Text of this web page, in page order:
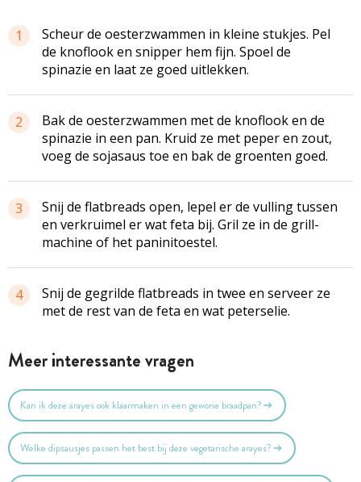
1
Scheur de oesterzwammen in kleine stukjes. Pel
de knoflook en snipper hem fijn. Spoel de
spinazie en laat ze goed uitlekken.
2
Bak de oesterzwammen met de knoflook en de
spinazie in een pan. Kruid ze met peper en zout,
voeg de sojasaus toe en bak de groenten goed.
3
Snij de flatbreads open, ­lepel er de vulling tussen
en verkruimel er wat feta bij. Gril ze in de grill­
machine of het panini­toestel.
4
Snij de gegrilde flatbreads in twee en serveer ze
met de rest van de feta en wat peterselie.
Meer interessante vragen
Kan ik deze arayes ook klaarmaken in een gewone braadpan?
Welke dipsausjes passen het best bij deze vegetarische arayes?